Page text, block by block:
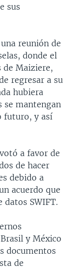
sus
reunión de
donde el
de Maiziere,
regresar a su
hubiera
se mantengan
futuro, y así
a favor de
de hacer
debido a
acuerdo que
datos SWIFT.
y México
documentos
de